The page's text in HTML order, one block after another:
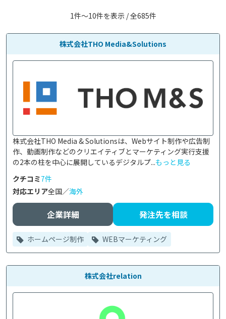
1件〜10件を表示 / 全685件
株式会社THO Media&Solutions
株式会社THO Media & Solutionsは、Webサイト制作や広告制
作、動画制作などのクリエイティブとマーケティング実行支援
の2本の柱を中心に展開しているデジタルプ...もっと見る
クチコミ7件
対応エリア全国／海外
企業詳細 発注先を相談
ホームページ制作 WEBマーケティング
株式会社relation